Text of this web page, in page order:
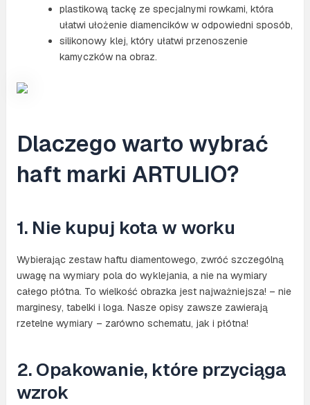
plastikową tackę ze specjalnymi rowkami, która
ułatwi ułożenie diamencików w odpowiedni sposób,
silikonowy klej, który ułatwi przenoszenie
kamyczków na obraz.
Dlaczego warto wybrać
haft marki ARTULIO?
1. Nie kupuj kota w worku
Wybierając zestaw haftu diamentowego, zwróć szczególną
uwagę na wymiary pola do wyklejania, a nie na wymiary
całego płótna. To wielkość obrazka jest najważniejsza! – nie
marginesy, tabelki i loga. Nasze opisy zawsze zawierają
rzetelne wymiary – zarówno schematu, jak i płótna!
2. Opakowanie, które przyciąga
wzrok